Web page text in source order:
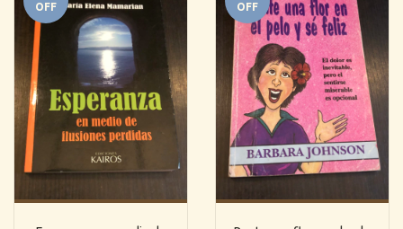
OFF OFF